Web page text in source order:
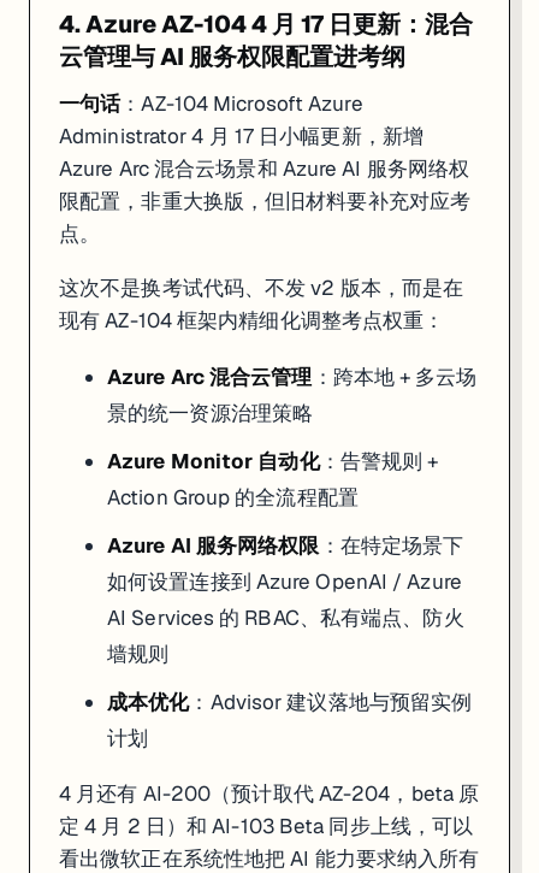
4. Azure AZ-104 4 月 17 日更新：混合
云管理与 AI 服务权限配置进考纲
一句话：AZ-104 Microsoft Azure
Administrator 4 月 17 日小幅更新，新增
Azure Arc 混合云场景和 Azure AI 服务网络权
限配置，非重大换版，但旧材料要补充对应考
点。
这次不是换考试代码、不发 v2 版本，而是在
现有 AZ-104 框架内精细化调整考点权重：
Azure Arc 混合云管理 ：跨本地 + 多云场
景的统一资源治理策略
Azure Monitor 自动化：告警规则 +
Action Group 的全流程配置
Azure AI 服务网络权限 ：在特定场景下
如何设置连接到 Azure OpenAI / Azure
AI Services 的 RBAC、私有端点、防火
墙规则
成本优化：Advisor 建议落地与预留实例
计划
4 月还有 AI-200（预计取代 AZ-204，beta 原
定 4 月 2 日）和 AI-103 Beta 同步上线，可以
看出微软正在系统性地把 AI 能力要求纳入所有